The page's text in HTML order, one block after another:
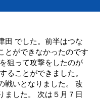
田 でした。前半はつな
とができなかったのです
狙って攻撃をしたのが
ることができました。
戦いとなりました。 改
ました。 次は５月７日